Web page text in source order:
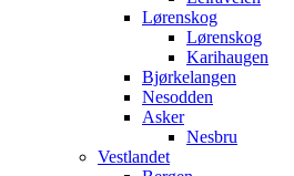
Lørenskog
Lørenskog
Karihaugen
Bjørkelangen
Nesodden
Asker
Nesbru
Vestlandet